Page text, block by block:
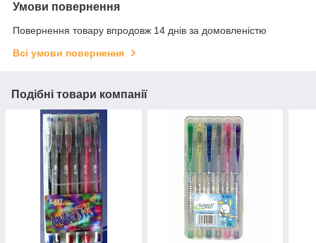
Умови повернення
Повернення товару впродовж 14 днів за домовленістю
Всі умови повернення
Подібні товари компанії